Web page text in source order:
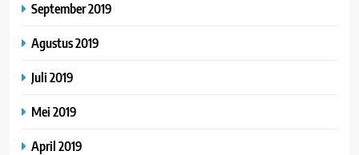
September 2019
Agustus 2019
Juli 2019
Mei 2019
April 2019